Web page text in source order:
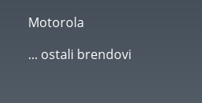
Motorola
... ostali brendovi